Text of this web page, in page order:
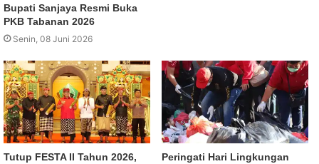
Bupati Sanjaya Resmi Buka
PKB Tabanan 2026
Senin, 08 Juni 2026
Tutup FESTA II Tahun 2026,
Peringati Hari Lingkungan